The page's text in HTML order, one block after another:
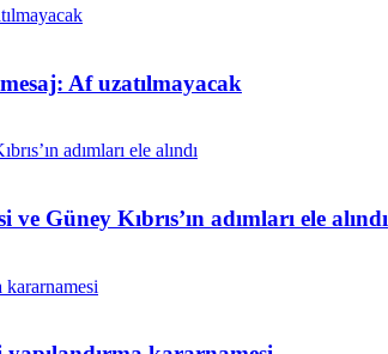
Af uzatılmayacak
Güney Kıbrıs’ın adımları ele alındı